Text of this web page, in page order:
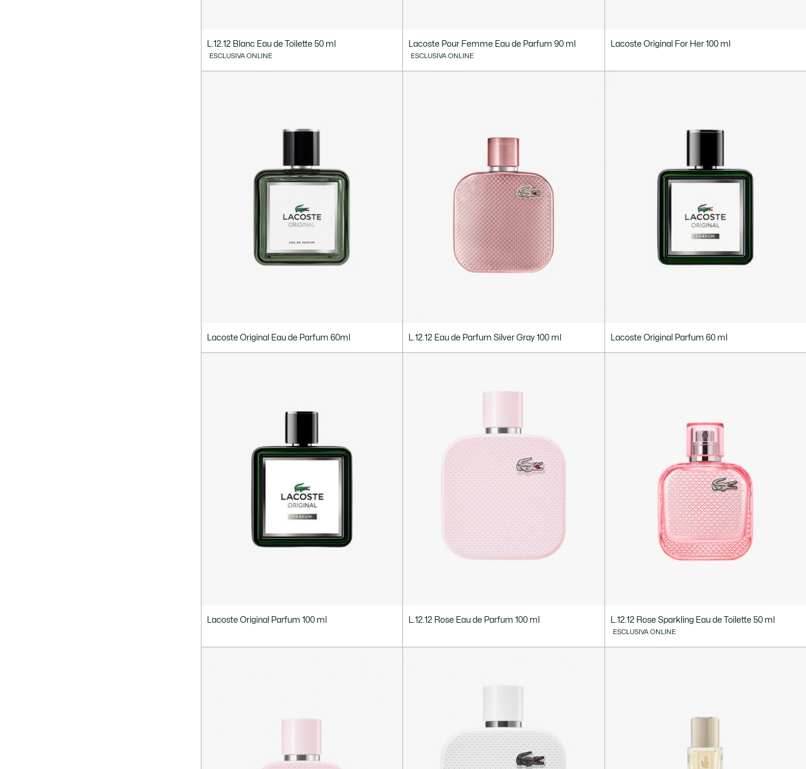
L.12.12 Blanc Eau de Toilette 50 ml
ESCLUSIVA ONLINE
Lacoste Pour Femme Eau de Parfum 90 ml
ESCLUSIVA ONLINE
Lacoste Original For Her 100 ml
Lacoste Original Eau de Parfum 60ml L.12.12 Eau de Parfum Silver Gray 100 ml Lacoste Original Parfum 60 ml
Lacoste Original Parfum 100 ml L.12.12 Rose Eau de Parfum 100 ml L.12.12 Rose Sparkling Eau de Toilette 50 ml
ESCLUSIVA ONLINE